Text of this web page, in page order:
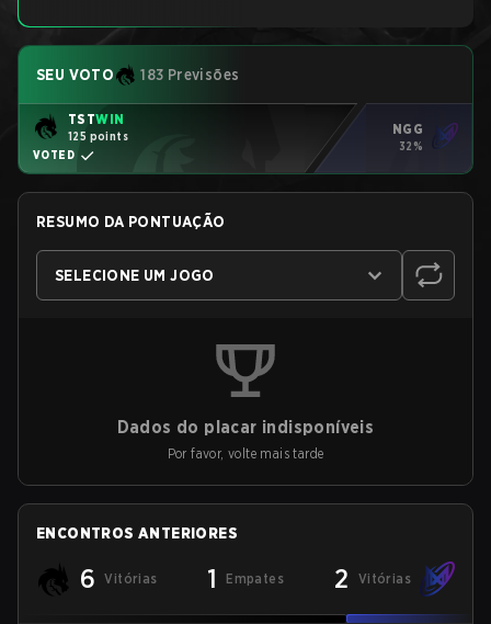
SEU VOTO 183 Previsões
TSTWIN
125 points
VOTED
NGG
32%
RESUMO DA PONTUAÇÃO
SELECIONE UM JOGO
Dados do placar indisponíveis
Por favor, volte mais tarde
ENCONTROS ANTERIORES
6 Vitórias 1 Empates 2 Vitórias